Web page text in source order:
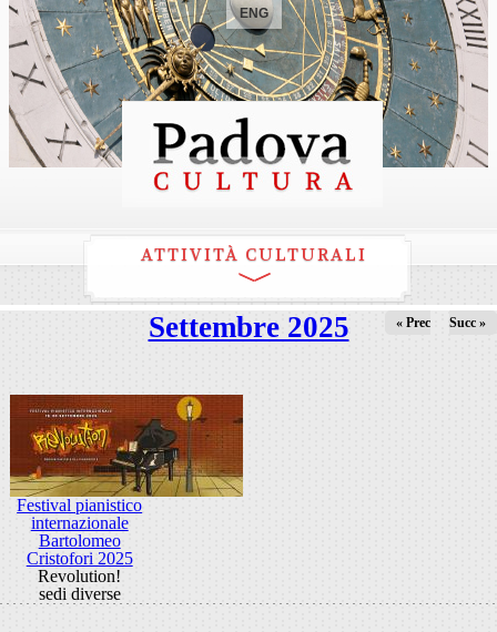
ENG
ATTIVITÀ CULTURALI
Settembre 2025 « Prec Succ »
Festival pianistico
internazionale
Bartolomeo
Cristofori 2025
Revolution!
sedi diverse